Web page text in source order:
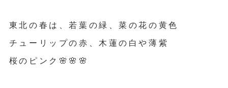
東北の春は、若葉の緑、菜の花の黄色
チューリップの赤、木蓮の白や薄紫
桜のピンク🌸🌸🌸